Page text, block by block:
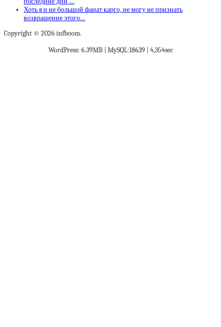
Хоть я и не большой фанат карго, не могу не признать
возвращение этого…
Copyright © 2026 infboom.
WordPress: 6.39MB | MySQL:18639 | 4,354sec